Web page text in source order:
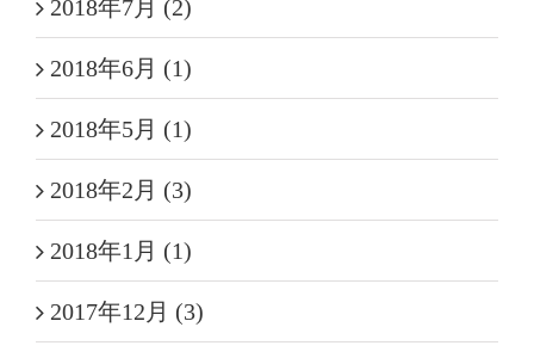
2018年7月 (2)
2018年6月 (1)
2018年5月 (1)
2018年2月 (3)
2018年1月 (1)
2017年12月 (3)